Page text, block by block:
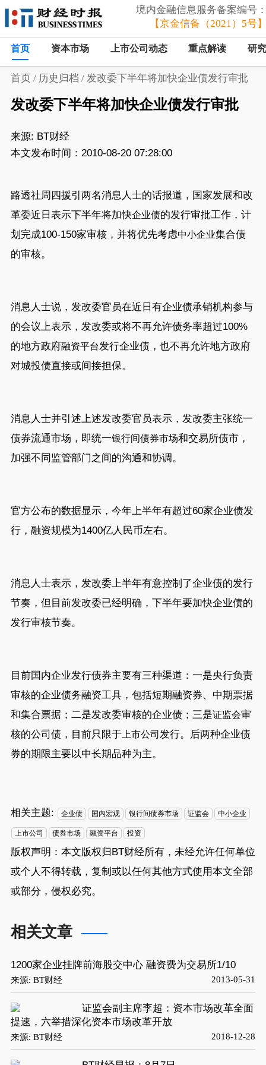
境内金融信息服务备案编号
【京金信备（2021）5号
首页 资本市场 上市公司动态 重点解读 研
首页/ 历史归档 / 发改委下半年将加快企业债发行审批
发改委下半年将加快企业债发行审批
来源: BT财经
本文发布时间：2010-08-20 07:28:00
路透社周四援引两名消息人士的话报道，国家发展和改
革委近日表示下半年将加快企业债的发行审批工作，计
划完成100-150家审核，并将优先考虑中小企业集合债
的审核。
消息人士说，发改委官员在近日有企业债承销机构参与
的会议上表示，发改委或将不再允许债务率超过100%
的地方政府融资平台发行企业债，也不再允许地方政府
对城投债直接或间接担保。
消息人士并引述上述发改委官员表示，发改委主张统一
债券流通市场，即统一银行间债券市场和交易所债市，
加强不同监管部门之间的沟通和协调。
官方公布的数据显示，今年上半年有超过60家企业债发
行，融资规模为1400亿人民币左右。
消息人士表示，发改委上半年有意控制了企业债的发行
节奏，但目前发改委已经明确，下半年要加快企业债的
发行审核节奏。
目前国内企业发行债券主要有三种渠道：一是央行负责
审核的企业债务融资工具，包括短期融资券、中期票据
和集合票据；二是发改委审核的企业债；三是证监会审
核的公司债，目前只限于上市公司 发行。后两种企业债
券的期限主要以中长期品种为主。
相关主题: 企业债 国内宏观 银行间债券市场 证监会 中小企业
上市公司 债券市场 融资平台 投资
版权声明：本文版权归BT财经所有，未经允许任何单位
或个人不得转载，复制或以任何其他方式使用本文全部
或部分，侵权必究。
相关文章
1200家企业挂牌前海股交中心 融资费为交易所1/10
来源: BT财经 2013-05-31
证监会副主席李超：资本市场改革全面
提速，六举措深化资本市场改革开放
来源: BT财经 2018-12-28